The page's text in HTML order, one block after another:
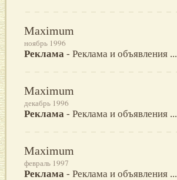
Maximum
ноябрь 1996
Реклама - Реклама и объявления ...
Maximum
декабрь 1996
Реклама - Реклама и объявления ...
Maximum
февраль 1997
Реклама - Реклама и объявления ...